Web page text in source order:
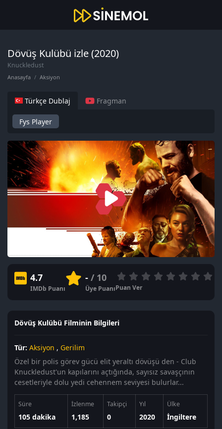
Dövüş Kulübü izle (2020)
Knuckledust
Anasayfa Aksiyon
Türkçe Dublaj Fragman
Fys Player
4.7
IMDb Puanı
-/ 10
Üye PuanıPuan Ver
Dövüş Kulübü Filminin Bilgileri
Tür: Aksiyon , Gerilim
Özel bir polis görev gücü elit yeraltı dövüşü den - Club
Knuckledust'un kapılarını açtığında, sayısız savaşçının
cesetleriyle dolu yedi cehennem seviyesi bulurlar...
Süre
105 dakika
İzlenme
1,185
Takipçi
0
Yıl
2020
Ülke
İngiltere